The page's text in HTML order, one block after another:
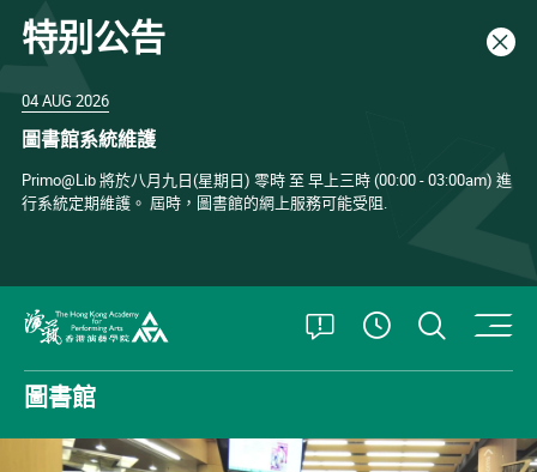
特别公告 關閉
04 AUG 2026
圖書館系統維護
Primo@Lib 將於八月九日(星期日) 零時 至 早上三時 (00:00 - 03:00am) 進
行系統定期維護。 屆時，圖書館的網上服務可能受阻.
打開特別公告
查看開放時
打開
圖書館